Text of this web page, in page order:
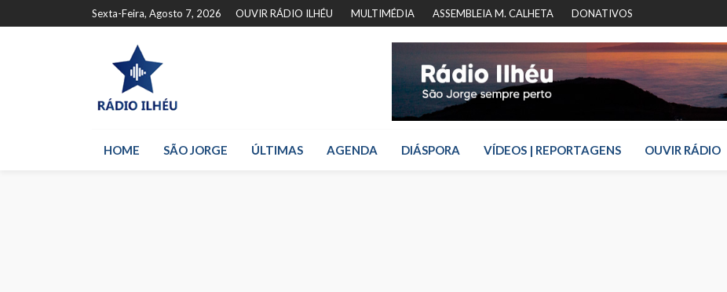
Sexta-Feira, Agosto 7, 2026 OUVIR RÁDIO ILHÉU MULTIMÉDIA ASSEMBLEIA M. CALHETA DONATIVOS
HOME SÃO JORGE ÚLTIMAS AGENDA DIÁSPORA VÍDEOS | REPORTAGENS OUVIR RÁDIO